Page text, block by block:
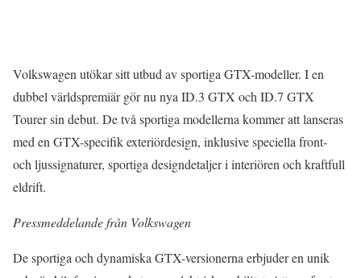
Volkswagen utökar sitt utbud av sportiga GTX-modeller. I en
dubbel världspremiär gör nu nya ID.3 GTX och ID.7 GTX
Tourer sin debut. De två sportiga modellerna kommer att lanseras
med en GTX-specifik exteriördesign, inklusive speciella front-
och ljussignaturer, sportiga designdetaljer i interiören och kraftfull
eldrift.
Pressmeddelande från Volkswagen
De sportiga och dynamiska GTX-versionerna erbjuder en unik